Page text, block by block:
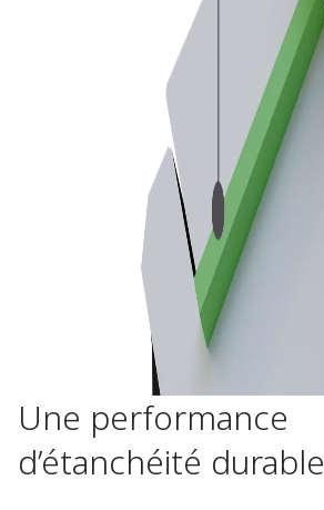
Une performance
d’étanchéité durable